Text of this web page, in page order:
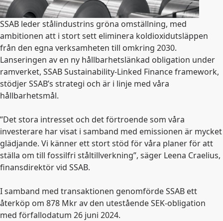
SSAB leder stålindustrins gröna omställning, med
ambitionen att i stort sett eliminera koldioxidutsläppen
från den egna verksamheten till omkring 2030.
Lanseringen av en ny hållbarhetslänkad obligation under
ramverket, SSAB Sustainability-Linked Finance framework,
stödjer SSAB’s strategi och är i linje med våra
hållbarhetsmål.
”Det stora intresset och det förtroende som våra
investerare har visat i samband med emissionen är mycket
glädjande. Vi känner ett stort stöd för våra planer för att
ställa om till fossilfri ståltillverkning”, säger Leena Craelius,
finansdirektör vid SSAB.
I samband med transaktionen genomförde SSAB ett
återköp om 878 Mkr av den utestående SEK-obligation
med förfallodatum 26 juni 2024.